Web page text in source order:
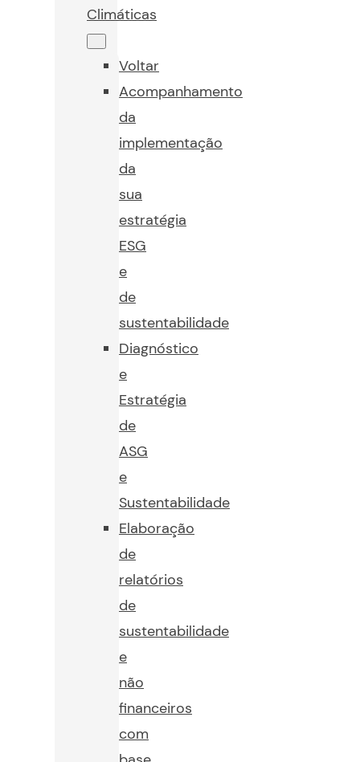
Climáticas
Voltar
Acompanhamento
da
implementação
da
sua
estratégia
ESG
e
de
sustentabilidade
Diagnóstico
e
Estratégia
de
ASG
e
Sustentabilidade
Elaboração
de
relatórios
de
sustentabilidade
e
não
financeiros
com